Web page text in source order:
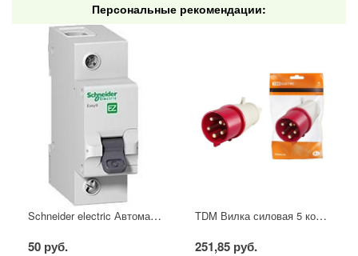
Персональные рекомендации:
Schneider electric Автоматический выключатель 1/40А
50 руб.
TDM Вилка силовая 5 контактов 16А 380В IP44
251,85 руб.